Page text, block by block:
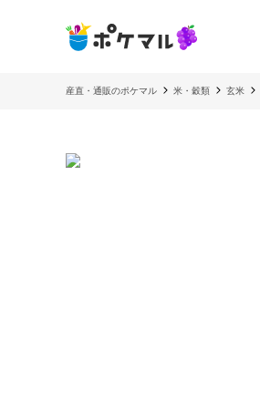
産直・通販のポケマル 米・穀類 玄米